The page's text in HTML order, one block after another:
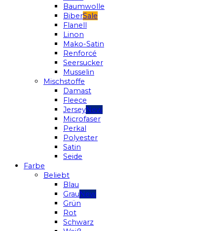
Baumwolle
Biber
Flanell
Linon
Mako-Satin
Renforcé
Seersucker
Musselin
Mischstoffe
Damast
Fleece
Jersey
Microfaser
Perkal
Polyester
Satin
Seide
Farbe
Beliebt
Blau
Grau
Grün
Rot
Schwarz